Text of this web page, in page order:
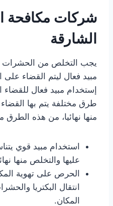
شركات مكافحة
الشارقة
يجب التخلص من الحشرات
مبيد فعال ليتم القضاء
إستخدام مبيد فعال
طرق مختلفة يتم بها
منها نهائيا، من هذه الطرق
استخدام مبيد قوي
عليها والتخلص منها
الحرص على تهوية
انتقال البكتريا
المكان.